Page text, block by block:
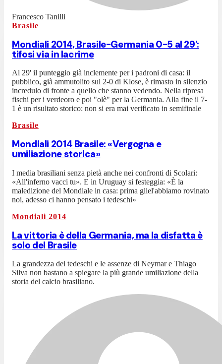
Francesco Tanilli
Brasile
Mondiali 2014, Brasile-Germania 0-5 al 29':
tifosi via in lacrime
Al 29' il punteggio già inclemente per i padroni di casa: il
pubblico, già ammutolito sul 2-0 di Klose, è rimasto in silenzio
incredulo di fronte a quello che stanno vedendo. Nella ripresa
fischi per i verdeoro e poi "olè" per la Germania. Alla fine il 7-
1 è un risultato storico: non si era mai verificato in semifinale
Brasile
Mondiali 2014 Brasile: «Vergogna e
umiliazione storica»
I media brasiliani senza pietà anche nei confronti di Scolari:
«All'inferno vacci tu». E in Uruguay si festeggia: «È la
maledizione del Mondiale in casa: prima gliel'abbiamo rovinato
noi, adesso ci hanno pensato i tedeschi»
Mondiali 2014
La vittoria è della Germania, ma la disfatta è
solo del Brasile
La grandezza dei tedeschi e le assenze di Neymar e Thiago
Silva non bastano a spiegare la più grande umiliazione della
storia del calcio brasiliano.